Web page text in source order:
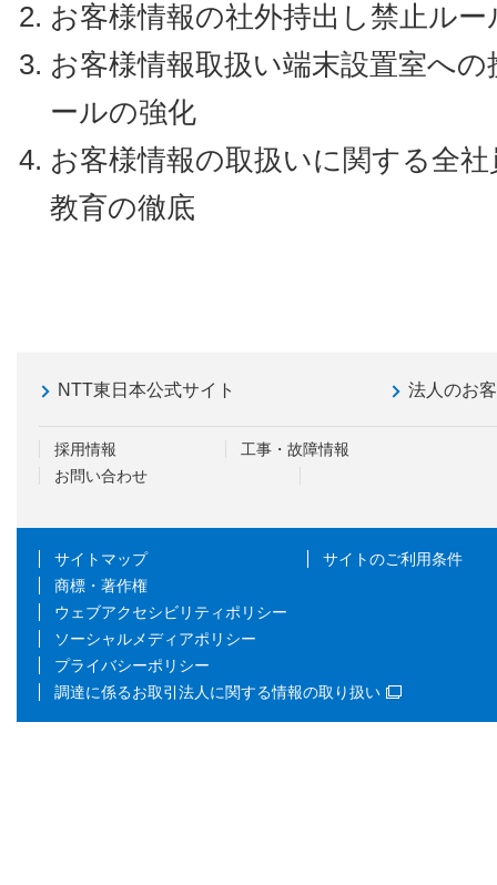
お客様情報の社外持出し禁止ルー
お客様情報取扱い端末設置室へ
ールの強化
お客様情報の取扱いに関する全
教育の徹底
NTT東日本公式サイト 法人のお
採用情報
工事・故障情報
お問い合わせ
サイトマップ
サイトのご利用条件
商標・著作権
ウェブアクセシビリティポリシー
ソーシャルメディアポリシー
プライバシーポリシー
調達に係るお取引法人に関する情報の取り扱い